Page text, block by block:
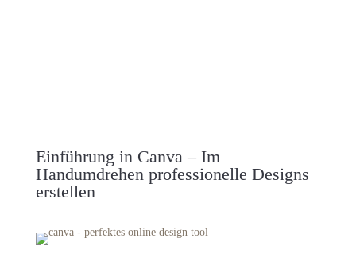
Einführung in Canva – Im
Handumdrehen professionelle Designs
erstellen